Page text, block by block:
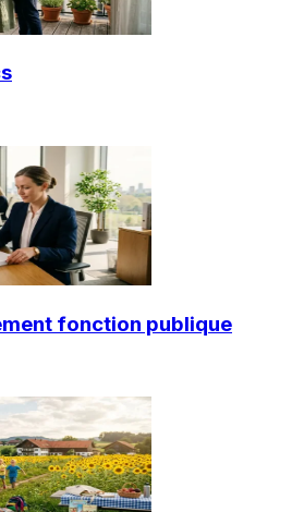
fonction publique